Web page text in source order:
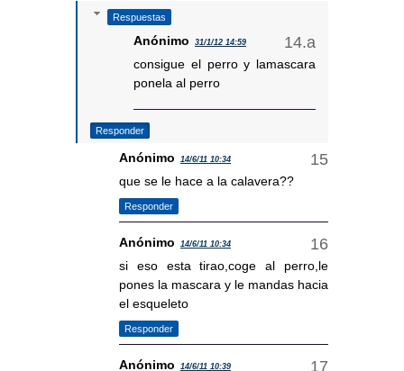
Respuestas
Anónimo 31/1/12 14:59
consigue el perro y lamascara
ponela al perro
Responder
Anónimo 14/6/11 10:34
que se le hace a la calavera??
Responder
Anónimo 14/6/11 10:34
si eso esta tirao,coge al perro,le
pones la mascara y le mandas hacia
el esqueleto
Responder
Anónimo 14/6/11 10:39